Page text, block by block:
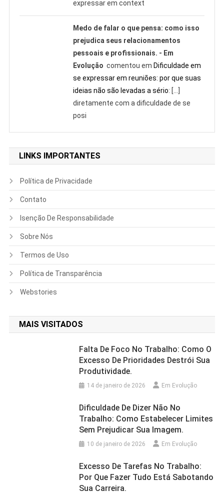
expressar em context
Medo de falar o que pensa: como isso
prejudica seus relacionamentos
pessoais e profissionais. - Em
Evolução comentou emDificuldade em
se expressar em reuniões: por que suas
ideias não são levadas a sério: […]
diretamente com a dificuldade de se
posi
LINKS IMPORTANTES
Política de Privacidade
Contato
Isenção De Responsabilidade
Sobre Nós
Termos de Uso
Política de Transparência
Webstories
MAIS VISITADOS
Falta De Foco No Trabalho: Como O
Excesso De Prioridades Destrói Sua
Produtividade.
14 de janeiro de 2026 Em Evolução
Dificuldade De Dizer Não No
Trabalho: Como Estabelecer Limites
Sem Prejudicar Sua Imagem.
10 de janeiro de 2026 Em Evolução
Excesso De Tarefas No Trabalho:
Por Que Fazer Tudo Está Sabotando
Sua Carreira.